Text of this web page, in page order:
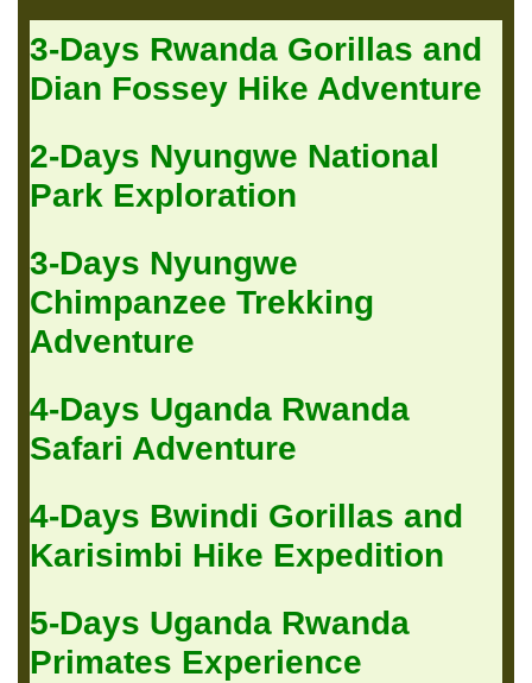
3-Days Rwanda Gorillas and
Dian Fossey Hike Adventure
2-Days Nyungwe National
Park Exploration
3-Days Nyungwe
Chimpanzee Trekking
Adventure
4-Days Uganda Rwanda
Safari Adventure
4-Days Bwindi Gorillas and
Karisimbi Hike Expedition
5-Days Uganda Rwanda
Primates Experience